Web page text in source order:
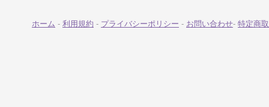
ホーム - 利用規約 - プライバシーポリシー - お問い合わせ- 特定商